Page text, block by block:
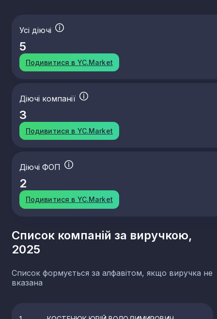
Усі діючі
5
Подивитися в YC.Market
Діючі компанії
3
Подивитися в YC.Market
Діючі ФОП
2
Подивитися в YC.Market
Список компаній за виручкою,
2025
Список формується за алфавітом, якщо виручка не
вказана